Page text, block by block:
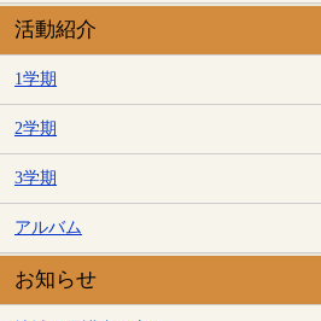
活動紹介
1学期
2学期
3学期
アルバム
お知らせ